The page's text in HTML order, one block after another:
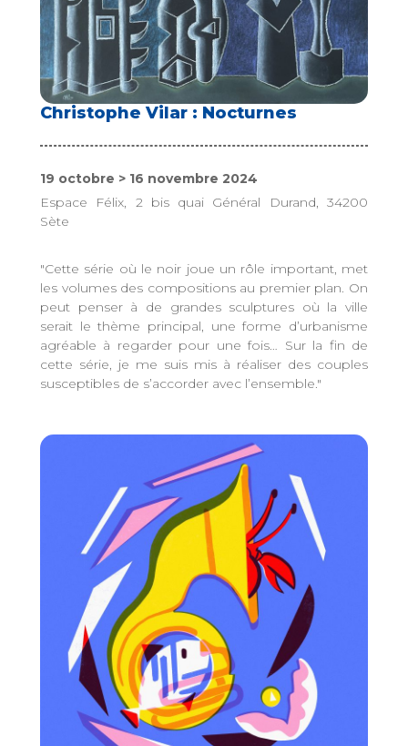
Christophe Vilar : Nocturnes
19 octobre > 16 novembre 2024
Espace Félix, 2 bis quai Général Durand, 34200
Sète
"Cette série où le noir joue un rôle important, met
les volumes des compositions au premier plan. On
peut penser à de grandes sculptures où la ville
serait le thème principal, une forme d’urbanisme
agréable à regarder pour une fois… Sur la fin de
cette série, je me suis mis à réaliser des couples
susceptibles de s’accorder avec l’ensemble."